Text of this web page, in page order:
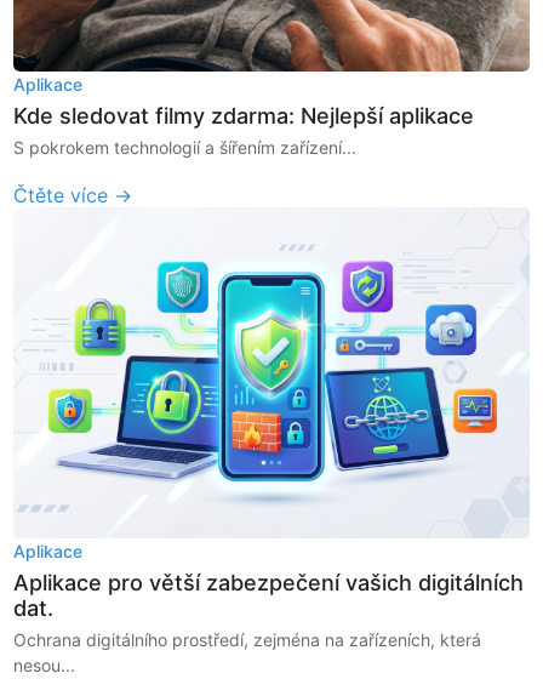
Aplikace
Kde sledovat filmy zdarma: Nejlepší aplikace
S pokrokem technologií a šířením zařízení...
Čtěte více →
Aplikace
Aplikace pro větší zabezpečení vašich digitálních
dat.
Ochrana digitálního prostředí, zejména na zařízeních, která
nesou...